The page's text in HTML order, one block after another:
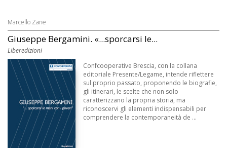
Marcello Zane
Giuseppe Bergamini. «...sporcarsi le...
Liberedizioni
Confcooperative Brescia, con la collana
editoriale Presente/Legame, intende riflettere
sul proprio passato, proponendo le biografie,
gli itinerari, le scelte che non solo
caratterizzano la propria storia, ma
riconoscervi gli elementi indispensabili per
comprendere la contemporaneità de ...